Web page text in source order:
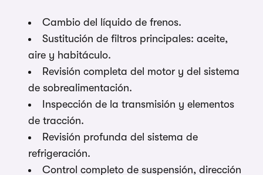
Cambio del líquido de frenos.
Sustitución de filtros principales: aceite,
aire y habitáculo.
Revisión completa del motor y del sistema
de sobrealimentación.
Inspección de la transmisión y elementos
de tracción.
Revisión profunda del sistema de
refrigeración.
Control completo de suspensión, dirección